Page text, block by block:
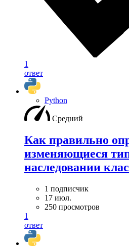
1
ответ
Python
Средний
Как правильно
изменяющиеся
наследовании
1 подписчик
17 июл.
250 просмотров
1
ответ